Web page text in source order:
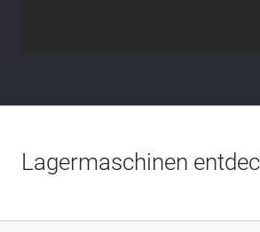
Lagermaschinen